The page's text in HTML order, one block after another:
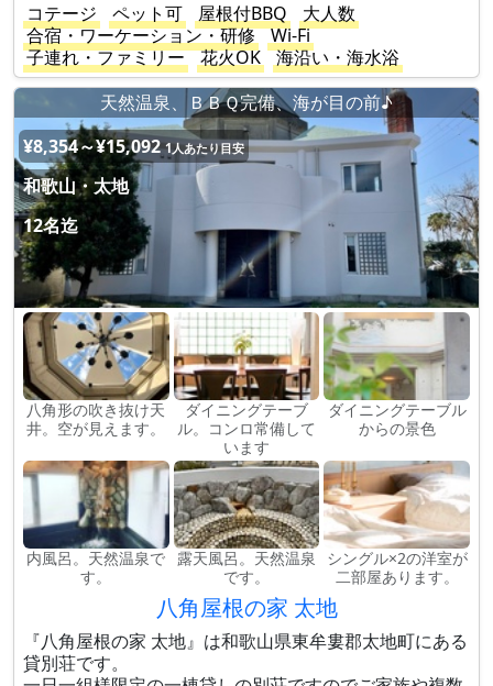
コテージ
ペット可 屋根付BBQ
大人数
合宿・ワーケーション・研修
Wi-Fi
子連れ・ファミリー
花火OK
海沿い・海水浴
天然温泉、ＢＢＱ完備、海が目の前♪
¥8,354～¥15,092 1人あたり目安
和歌山・太地
12名迄
八角形の吹き抜け天
井。空が見えます。
ダイニングテーブ
ル。コンロ常備して
います
ダイニングテーブル
からの景色
内風呂。天然温泉で
す。
露天風呂。天然温泉
です。
シングル×2の洋室が
二部屋あります。
八角屋根の家 太地
『八角屋根の家 太地』は和歌山県東牟婁郡太地町にある
貸別荘です。